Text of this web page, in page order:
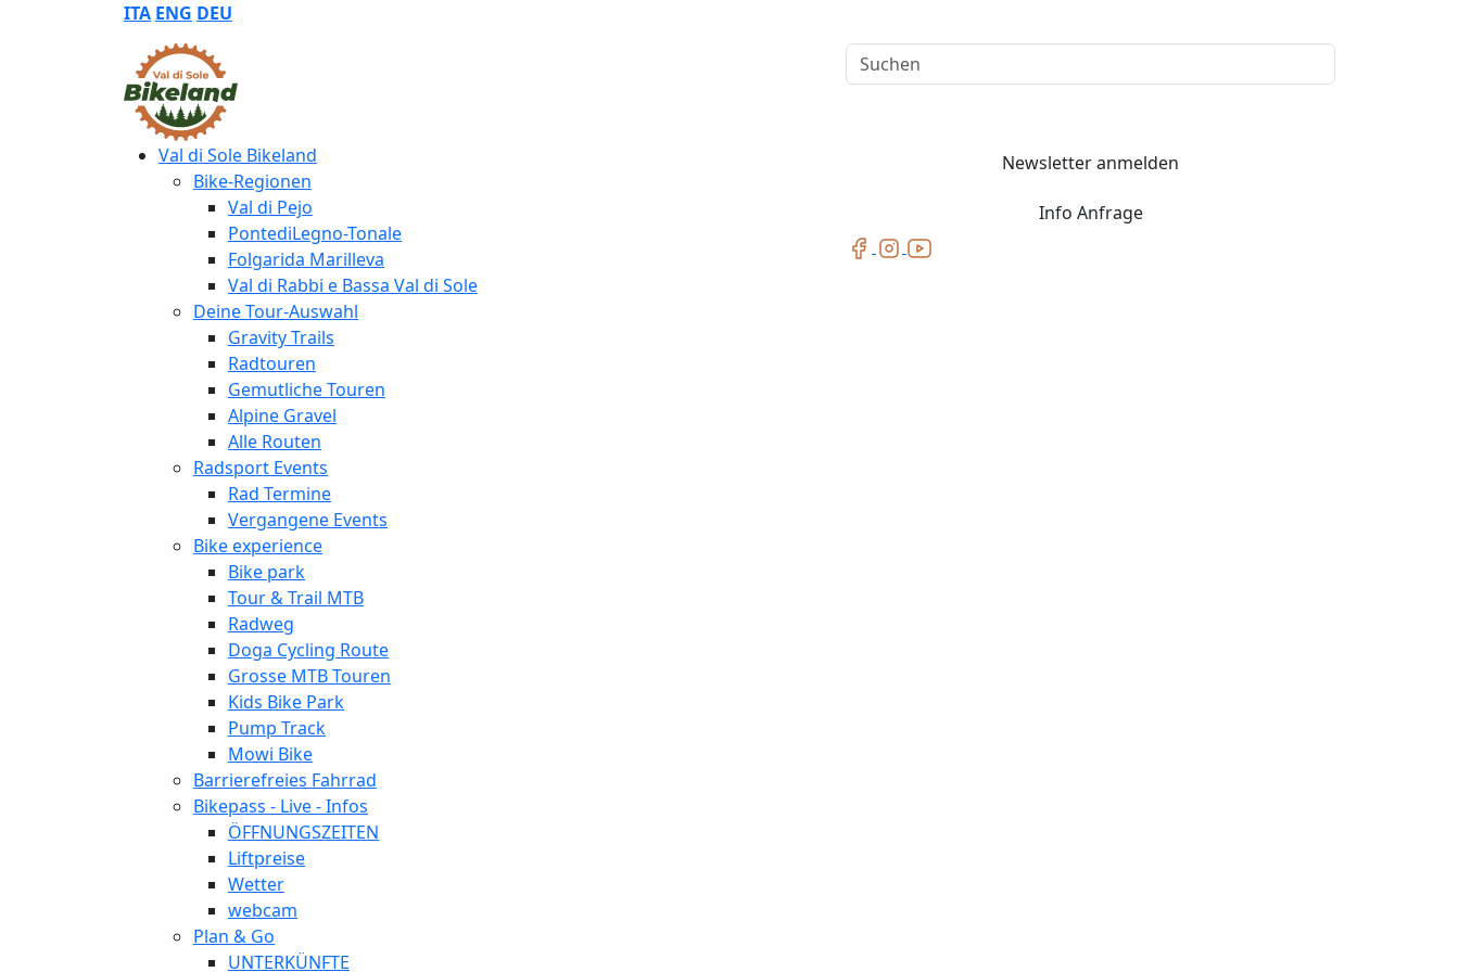
ITA ENG DEU
Suchen
Val di Sole Bikeland
Bike-Regionen
Val di Pejo
PontediLegno-Tonale
Folgarida Marilleva
Val di Rabbi e Bassa Val di Sole
Deine Tour-Auswahl
Gravity Trails
Radtouren
Gemutliche Touren
Alpine Gravel
Alle Routen
Radsport Events
Rad Termine
Vergangene Events
Bike experience
Bike park
Tour & Trail MTB
Radweg
Doga Cycling Route
Grosse MTB Touren
Kids Bike Park
Pump Track
Mowi Bike
Barrierefreies Fahrrad
Bikepass - Live - Infos
ÖFFNUNGSZEITEN
Liftpreise
Wetter
webcam
Plan & Go
UNTERKÜNFTE
Newsletter anmelden
Info Anfrage